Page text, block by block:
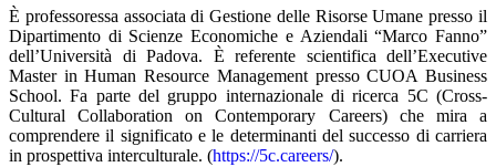
È professoressa associata di Gestione delle Risorse Umane presso il
Dipartimento di Scienze Economiche e Aziendali “Marco Fanno”
dell’Università di Padova. È referente scientifica dell’Executive
Master in Human Resource Management presso CUOA Business
School. Fa parte del gruppo internazionale di ricerca 5C (Cross-
Cultural Collaboration on Contemporary Careers) che mira a
comprendere il significato e le determinanti del successo di carriera
in prospettiva interculturale. (https://5c.careers/).